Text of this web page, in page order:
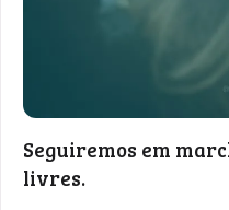
Seguiremos em
livres.